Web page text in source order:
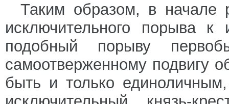
Таким образом, в начале
исключительного порыва к
подобный порыву
самоотверженному подвигу
быть и только